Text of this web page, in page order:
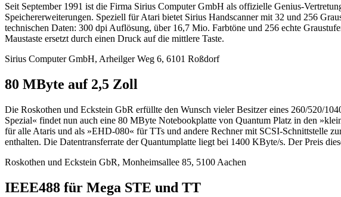
Seit September 1991 ist die Firma Sirius Computer GmbH als offizielle Genius-
Speichererweiterungen. Speziell für Atari bietet Sirius Handscanner mit 32 und 256
technischen Daten: 300 dpi Auflösung, über 16,7 Mio. Farbtöne und 256 echte
Maustaste ersetzt durch einen Druck auf die mittlere Taste.
Sirius Computer GmbH, Arheilger Weg 6, 6101 Roßdorf
80 MByte auf 2,5 Zoll
Die Roskothen und Eckstein GbR erfüllte den Wunsch vieler Besitzer eines 260/520/
Spezial« findet nun auch eine 80 MByte Notebookplatte von Quantum Platz in den
für alle Ataris und als »EHD-080« für TTs und andere Rechner mit SCSI-Schnittstelle
enthalten. Die Datentransferrate der Quantumplatte liegt bei 1400 KByte/s. Der Preis
Roskothen und Eckstein GbR, Monheimsallee 85, 5100 Aachen
IEEE488 für Mega STE und TT